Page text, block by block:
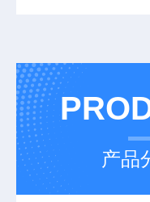
产品